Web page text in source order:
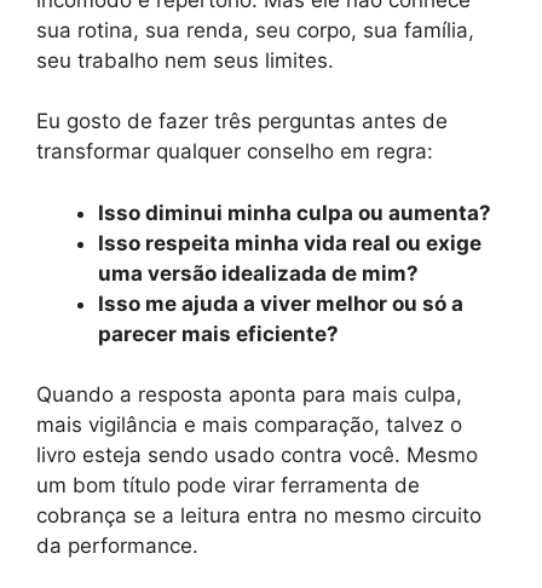
sua rotina, sua renda, seu corpo, sua família,
seu trabalho nem seus limites.
Eu gosto de fazer três perguntas antes de
transformar qualquer conselho em regra:
Isso diminui minha culpa ou aumenta?
Isso respeita minha vida real ou exige
uma versão idealizada de mim?
Isso me ajuda a viver melhor ou só a
parecer mais eficiente?
Quando a resposta aponta para mais culpa,
mais vigilância e mais comparação, talvez o
livro esteja sendo usado contra você. Mesmo
um bom título pode virar ferramenta de
cobrança se a leitura entra no mesmo circuito
da performance.